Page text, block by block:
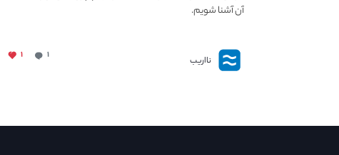
آن آشنا شویم.
نااریب ۱ ۱